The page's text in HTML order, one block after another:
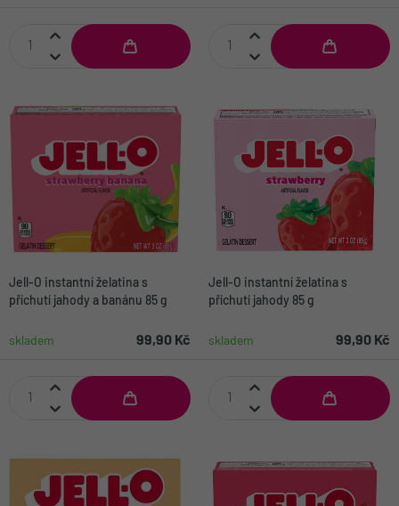
Jell-O instantní želatina s
příchutí jahody a banánu 85 g
skladem 99,90 Kč
Jell-O instantní želatina s
příchutí jahody 85 g
skladem 99,90 Kč